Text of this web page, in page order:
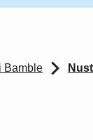
Bamble